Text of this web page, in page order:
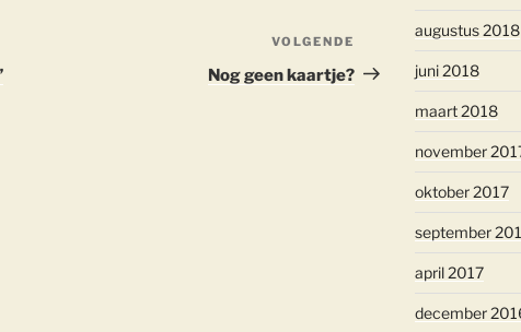
Volgend
bericht
VOLGENDE
Nog geen kaartje?
augustus 2018
juni 2018
maart 2018
november
oktober 2017
september
april 2017
december